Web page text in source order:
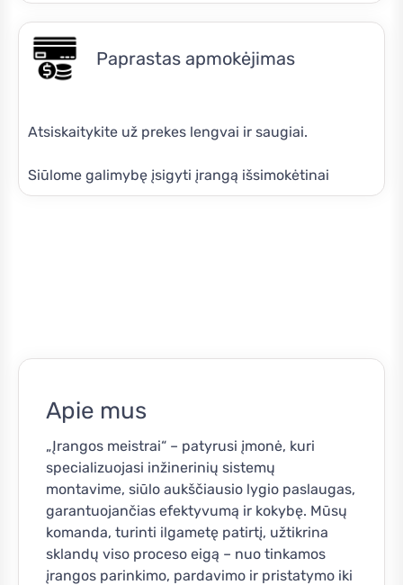
Paprastas apmokėjimas
Atsiskaitykite už prekes lengvai ir saugiai.
Siūlome galimybę įsigyti įrangą išsimokėtinai
Apie mus
„Įrangos meistrai“ – patyrusi įmonė, kuri
specializuojasi inžinerinių sistemų
montavime, siūlo aukščiausio lygio paslaugas,
garantuojančias efektyvumą ir kokybę. Mūsų
komanda, turinti ilgametę patirtį, užtikrina
sklandų viso proceso eigą – nuo tinkamos
įrangos parinkimo, pardavimo ir pristatymo iki